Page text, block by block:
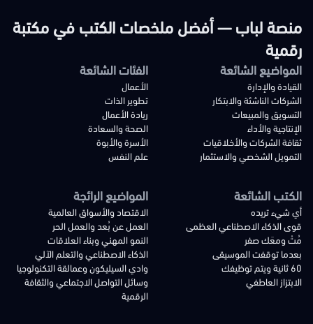
منصة لباب — أفضل ملخصات الكتب في مكتبة
رقمية
المواضيع الشائعة
القيادة والإدارة
الشركات الناشئة والابتكار
التسويق والمبيعات
الإنتاجية والأداء
ثقافة الشركات والأخلاقيات
التمويل الشخصي والاستثمار
الفئات الشائعة
الأعمال
تطوير الذات
ريادة الأعمال
الصحة والسعادة
الأسرة والأبوة
علم النفس
الكتب الشائعة
أي شيء تريده
قوى الذكاء الاصطناعي العظمى
مُتْ ومعَك صفر
بعدما توقفت الموسيقى
60 ثانية ويتم توظيفك
الابتزاز العاطفي
المواضيع الرائجة
الاقتصاد والأسواق العالمية
العمل عن بُعد والعمل الحر
النمو المهني وبناء العلاقات
الذكاء الاصطناعي والتعلم الآلي
وادي السيليكون وعمالقة التكنولوجيا
وسائل التواصل الاجتماعي والثقافة
الرقمية